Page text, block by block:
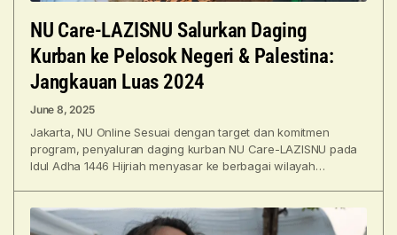
NU Care-LAZISNU Salurkan Daging
Kurban ke Pelosok Negeri & Palestina:
Jangkauan Luas 2024
June 8, 2025
Jakarta, NU Online Sesuai dengan target dan komitmen
program, penyaluran daging kurban NU Care-LAZISNU pada
Idul Adha 1446 Hijriah menyasar ke berbagai wilayah